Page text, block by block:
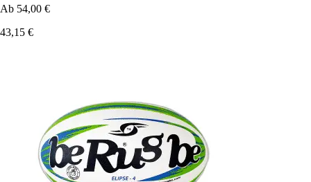
Ab 54,00 €
43,15 €